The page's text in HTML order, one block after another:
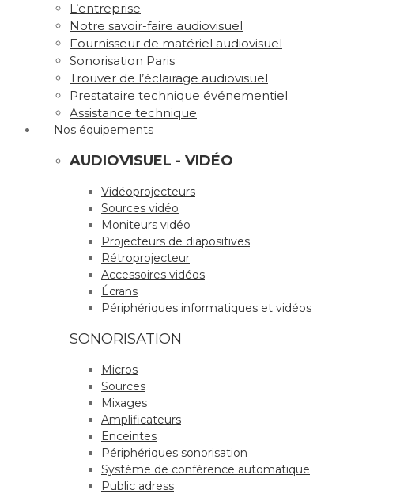
L’entreprise
Notre savoir-faire audiovisuel
Fournisseur de matériel audiovisuel
Sonorisation Paris
Trouver de l’éclairage audiovisuel
Prestataire technique événementiel
Assistance technique
Nos équipements
AUDIOVISUEL - VIDÉO
Vidéoprojecteurs
Sources vidéo
Moniteurs vidéo
Projecteurs de diapositives
Rétroprojecteur
Accessoires vidéos
Écrans
Périphériques informatiques et vidéos
SONORISATION
Micros
Sources
Mixages
Amplificateurs
Enceintes
Périphériques sonorisation
Système de conférence automatique
Public adress